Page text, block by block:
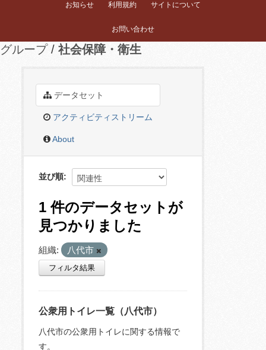
お知らせ 利用規約 サイトについて
お問い合わせ
グループ 社会保障・衛生
データセット
アクティビティストリーム
About
並び順
1 件のデータセットが
見つかりました
組織: 八代市
フィルタ結果
公衆用トイレ一覧（八代市）
八代市の公衆用トイレに関する情報で
す。